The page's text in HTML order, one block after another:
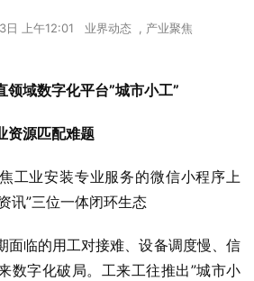
日 上午12:01 业界动态 , 产业聚焦
领域数字化平台”城市小工”
资源匹配难题
工业安装专业服务的微信小程序上
讯”三位一体闭环生态
面临的用工对接难、设备调度慢、信
数字化破局。工来工往推出”城市小